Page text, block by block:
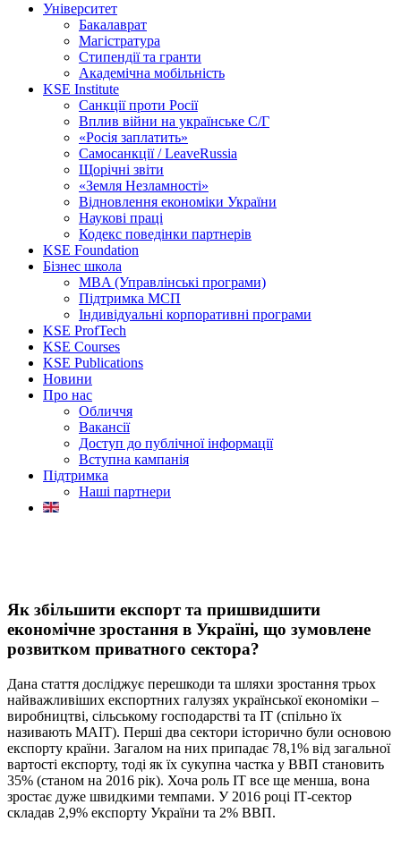
Університет
Бакалаврат
Магістратура
Стипендії та гранти
Академічна мобільність
KSE Institute
Санкції проти Росії
Вплив війни на українське С/Г
«Росія заплатить»
Самосанкції / LeaveRussia
Щорічні звіти
«Земля Незламності»
Відновлення економіки України
Наукові праці
Кодекс поведінки партнерів
KSE Foundation
Бізнес школа
MBA (Управлінські програми)
Підтримка МСП
Індивідуальні корпоративні програми
KSE ProfTech
KSE Courses
KSE Publications
Новини
Про нас
Обличчя
Вакансії
Доступ до публічної інформації
Вступна кампанія
Підтримка
Наші партнери
Як збільшити експорт та пришвидшити
економічне зростання в Україні, що зумовлене
розвитком приватного сектора?
Дана стаття досліджує перешкоди та шляхи зростання трьох
найважливіших експортних галузях української економіки –
виробництві, сільському господарстві та ІТ (спільно їх
називають MAIT). Перші два сектори історично були основою
експорту країни. Загалом на них припадає 78,1% від загальної
вартості експорту, тоді як їх сукупна частка у ВВП становить
35% (станом на 2016 рік). Хоча роль ІТ все ще менша, вона
зростає дуже швидкими темпами. У 2016 році ІТ-сектор
складав 2,9% експорту України та 2% ВВП.